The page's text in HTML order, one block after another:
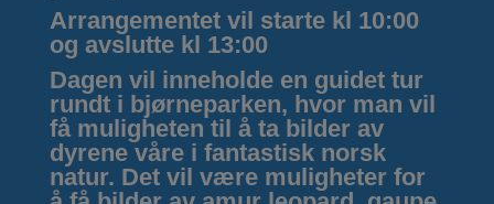
Arrangementet vil starte kl 10:00
og avslutte kl 13:00
Dagen vil inneholde en guidet tur
rundt i bjørneparken, hvor man vil
få muligheten til å ta bilder av
dyrene våre i fantastisk norsk
natur. Det vil være muligheter for